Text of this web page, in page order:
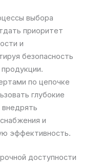
выбора
приоритет
и
безопасность
по цепочке
глубокие
и
эффективность.
доступности